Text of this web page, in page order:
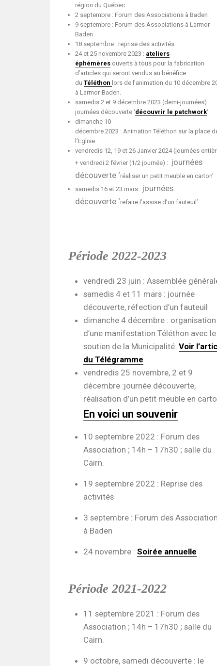
région du Québec.
2 septembre : Forum des Associations à Baden
9 septembre : Forum des Associations à Larmor-
Baden
18 septembre : reprise des activités
24 et 25 novembre 2023 : ateliers
éphémèresouverts à tous pour la fabrication
d’articles qui seront vendus au bénéfice
du Téléthon lors de l’animation du 10 décembre
à Larmor-Baden.
samedis 2 et 9 décembre 2023 (demi-journées) :
journées découverte ‘découvrir le patchwork‘
dimanche 10
décembre 2023 : Animation Téléthon sur la place
l’Eglise
vendredis 12, 19 et 26 Janvier 2024 (journées
+ vendredi 2 février (1/2 journée) : journées
découverte ‘réaliser un petit meuble en carton’
samedis 16 et 23 mars : journées
découverte ‘refaire l’assise d’un fauteuil’
Période 2022-2023
vendredi 23 juin : Assemblée
samedis 4 et 11 mars : journée
découverte, réfection d’un fauteuil
dimanche 4 décembre : organisation
d’une manifestation Téléthon avec le
soutien de la Municipalité. Voir
du Télégramme
vendredis 25 novembre, 2 et 9
décembre :journée découverte,
réalisation d’un petit meuble en
En voici un souvenir
10 septembre 2022 : Forum des
Association ; 14h – 17h30 ; salle du
Cairn.
19 septembre 2022 : Reprise des
activités
3 septembre : Forum des
à Baden
24 novembre : Soirée annuelle
Période 2021-2022
11 septembre 2021 : Forum des
Association ; 14h – 17h30 ; salle du
Cairn.
9 octobre, samedi découverte : le